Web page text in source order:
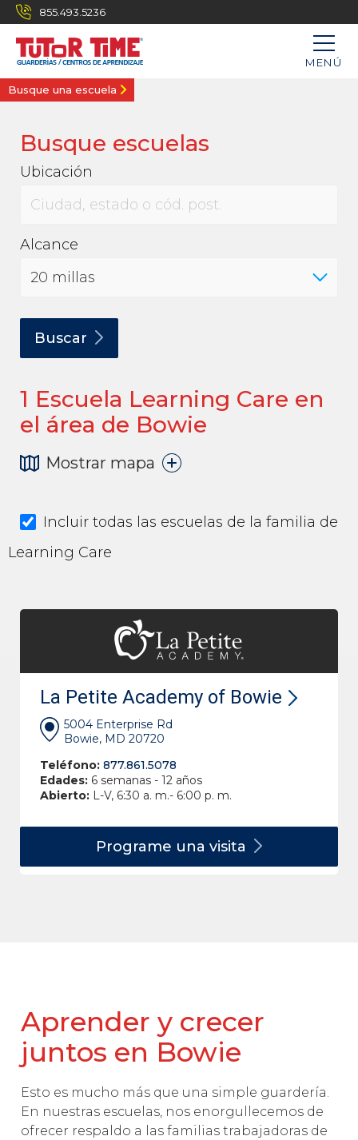
855.493.5236
MENÚ
Busque una escuela
Busque escuelas
Ubicación
Alcance
Buscar
1 Escuela Learning Care en
el área de Bowie
Mostrar mapa
Incluir todas las escuelas de la familia de
Learning Care
La Petite Academy of Bowie
5004 Enterprise Rd
Bowie, MD 20720
Teléfono: 877.861.5078
Edades: 6 semanas - 12 años
Abierto: L-V, 6:30 a. m.- 6:00 p. m.
Programe una visita
Aprender y crecer
juntos en Bowie
Esto es mucho más que una simple guardería.
En nuestras escuelas, nos enorgullecemos de
ofrecer respaldo a las familias trabajadoras de